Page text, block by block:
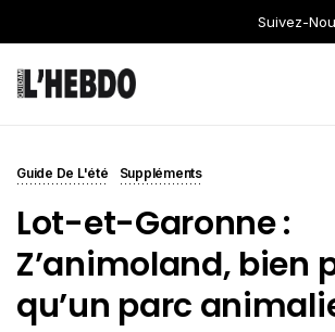
Suivez-
Guide De L'été Suppléments
Lot-et-Garonne :
Z’animoland, bien
qu’un parc